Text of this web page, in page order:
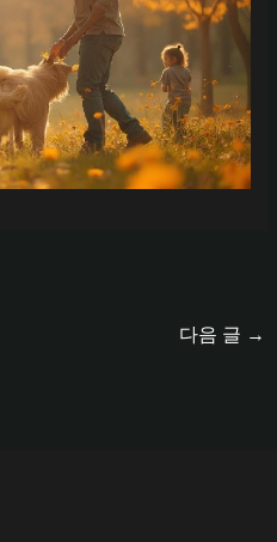
다음 글 →